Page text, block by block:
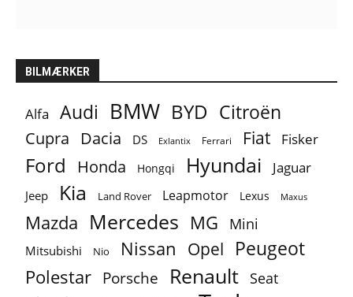
BILMÆRKER
Alfa Audi BMW BYD Citroën
Cupra Dacia DS Exlantix Ferrari Fiat Fisker
Ford Honda Hongqi Hyundai Jaguar
Jeep Kia Land Rover Leapmotor Lexus Maxus
Mazda Mercedes MG Mini
Mitsubishi Nio Nissan Opel Peugeot
Polestar Porsche Renault Seat